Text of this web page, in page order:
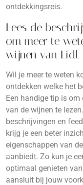
ontdekkingsreis.
Lees de
om meer te
wijnen van Lidl.
Wil je meer te weten
ontdekken welke het
Een handige tip is
van de wijnen te
beschrijvingen en
krijg je een beter
eigenschappen van
aanbiedt. Zo kun je
optimaal genieten
aansluit bij jouw